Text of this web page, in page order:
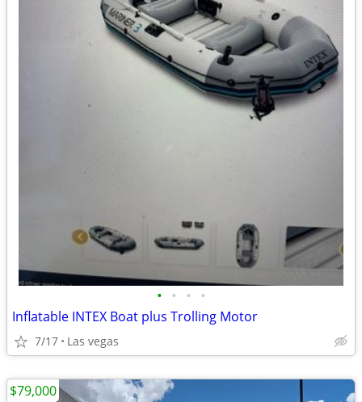
• • • •
Inflatable INTEX Boat plus Trolling Motor
7/17 Las vegas
$79,000